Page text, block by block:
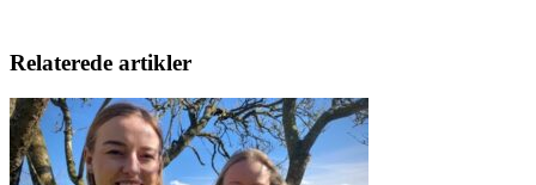
Relaterede artikler